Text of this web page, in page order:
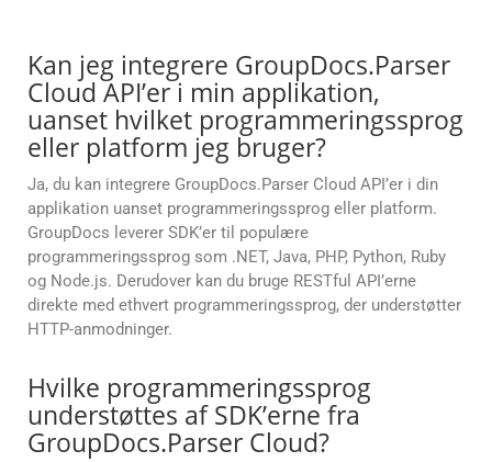
Kan jeg integrere GroupDocs.Parser
Cloud API’er i min applikation,
uanset hvilket programmeringssprog
eller platform jeg bruger?
Ja, du kan integrere GroupDocs.Parser Cloud API’er i din
applikation uanset programmeringssprog eller platform.
GroupDocs leverer SDK’er til populære
programmeringssprog som .NET, Java, PHP, Python, Ruby
og Node.js. Derudover kan du bruge RESTful API’erne
direkte med ethvert programmeringssprog, der understøtter
HTTP-anmodninger.
Hvilke programmeringssprog
understøttes af SDK’erne fra
GroupDocs.Parser Cloud?